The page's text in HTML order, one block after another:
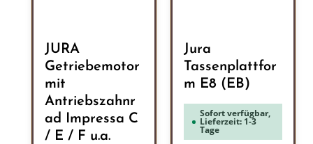
JURA
Getriebemotor
mit
Antriebszahnr
ad Impressa C
/ E / F u.a.
Jura
Tassenplattfor
m E8 (EB)
Sofort verfügbar,
Lieferzeit: 1-3
Tage